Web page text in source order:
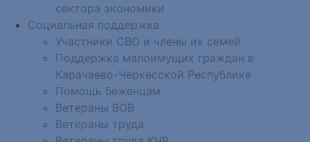
сектора экономики
Социальная поддержка
Участники СВО и члены их семей
Поддержка малоимущих граждан в
Карачаево-Черкесской Республике
Помощь беженцам
Ветераны ВОВ
Ветераны труда